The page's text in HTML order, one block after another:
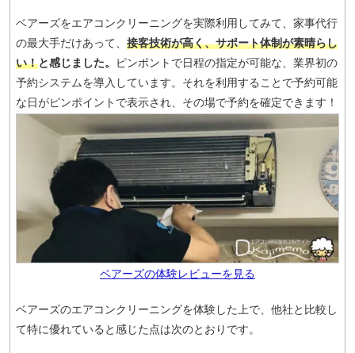
ベアーズをエアコンクリーニングを実際利用してみて、家事代行
の最大手だけあって、 接客技術が高く、サポート体制が素晴らし
い！と感じました。
ピンポントで日程の指定が可能な、業界初の
予約システムを導入しています。それを利用することで予約可能
な日がピンポイントで表示され、その場で予約を確定できます！
ベアーズの体験レビューを見る
ベアーズのエアコンクリーニングを体験した上で、他社と比較し
て特に優れていると感じた点は次のとおりです。